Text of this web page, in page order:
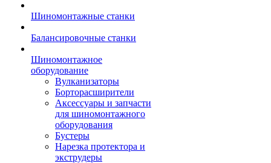
Шиномонтажные станки
Балансировочные станки
Шиномонтажное
оборудование
Вулканизаторы
Борторасширители
Аксессуары и запчасти
для шиномонтажного
оборудования
Бустеры
Нарезка протектора и
экструдеры